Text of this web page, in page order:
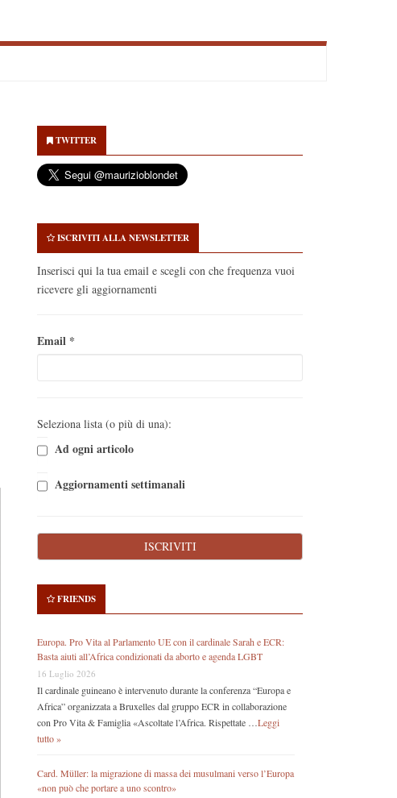
Sidebar
TWITTER
ISCRIVITI ALLA NEWSLETTER
Inserisci qui la tua email e scegli con che frequenza vuoi
ricevere gli aggiornamenti
Email *
Seleziona lista (o più di una):
Ad ogni articolo
Aggiornamenti settimanali
FRIENDS
Europa. Pro Vita al Parlamento UE con il cardinale Sarah e ECR:
Basta aiuti all’Africa condizionati da aborto e agenda LGBT
16 Luglio 2026
Il cardinale guineano è intervenuto durante la conferenza “Europa e
Africa” organizzata a Bruxelles dal gruppo ECR in collaborazione
con Pro Vita & Famiglia «Ascoltate l’Africa. Rispettate … Leggi
tutto »
Card. Müller: la migrazione di massa dei musulmani verso l’Europa
«non può che portare a uno scontro»